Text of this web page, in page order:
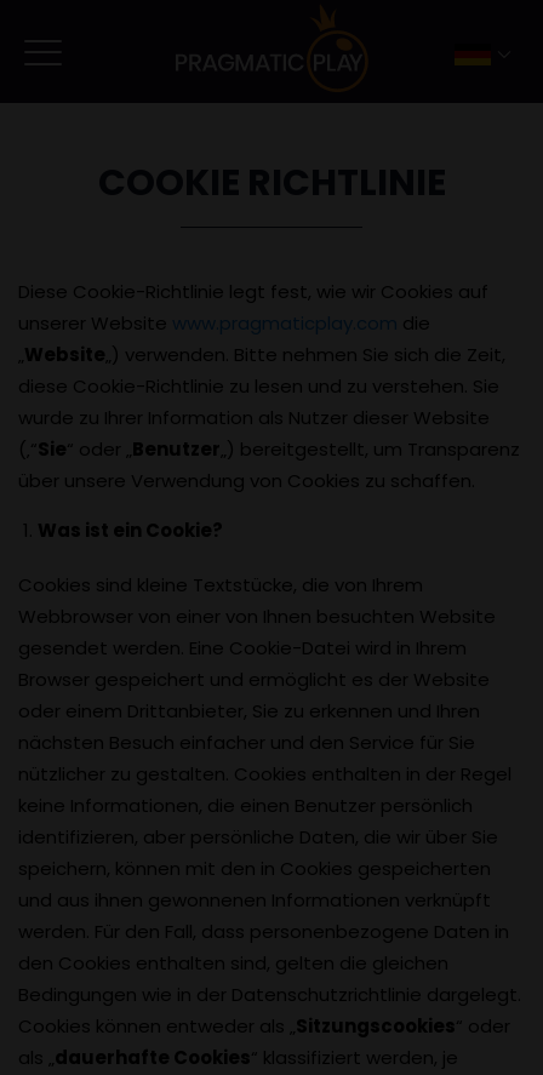
Diese Cookie-Richtlinie legt fest, wie wir Cookies auf
unserer Website www.pragmaticplay.com die
„Website„) verwenden. Bitte nehmen Sie sich die Zeit,
diese Cookie-Richtlinie zu lesen und zu verstehen. Sie
wurde zu Ihrer Information als Nutzer dieser Website
(‚“ Sie“ oder „Benutzer„) bereitgestellt, um Transparenz
über unsere Verwendung von Cookies zu schaffen.
Was ist ein Cookie?
Cookies sind kleine Textstücke, die von Ihrem
Webbrowser von einer von Ihnen besuchten Website
gesendet werden. Eine Cookie-Datei wird in Ihrem
Browser gespeichert und ermöglicht es der Website
oder einem Drittanbieter, Sie zu erkennen und Ihren
nächsten Besuch einfacher und den Service für Sie
nützlicher zu gestalten. Cookies enthalten in der Regel
keine Informationen, die einen Benutzer persönlich
identifizieren, aber persönliche Daten, die wir über Sie
speichern, können mit den in Cookies gespeicherten
und aus ihnen gewonnenen Informationen verknüpft
werden. Für den Fall, dass personenbezogene Daten in
den Cookies enthalten sind, gelten die gleichen
Bedingungen wie in der Datenschutzrichtlinie dargelegt.
Cookies können entweder als „Sitzungscookies“ oder
als „dauerhafte Cookies“ klassifiziert werden, je